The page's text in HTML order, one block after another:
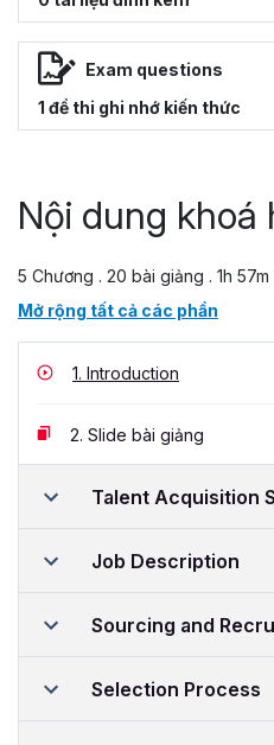
Exam questions
1 đề thi ghi nhớ kiến thức
Nội dung khoá
5 Chương . 20 bài giảng . 1h
Mở rộng tất cả các phần
1. Introduction
2. Slide bài giảng
Talent Acquisition
Job Description
Sourcing and
Selection Process